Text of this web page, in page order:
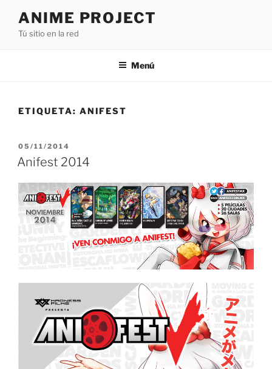
contenido
ANIME PROJECT
Tú sitio en la red
Menú
ETIQUETA: ANIFEST
PUBLICADO
EL
05/11/2014
Anifest 2014